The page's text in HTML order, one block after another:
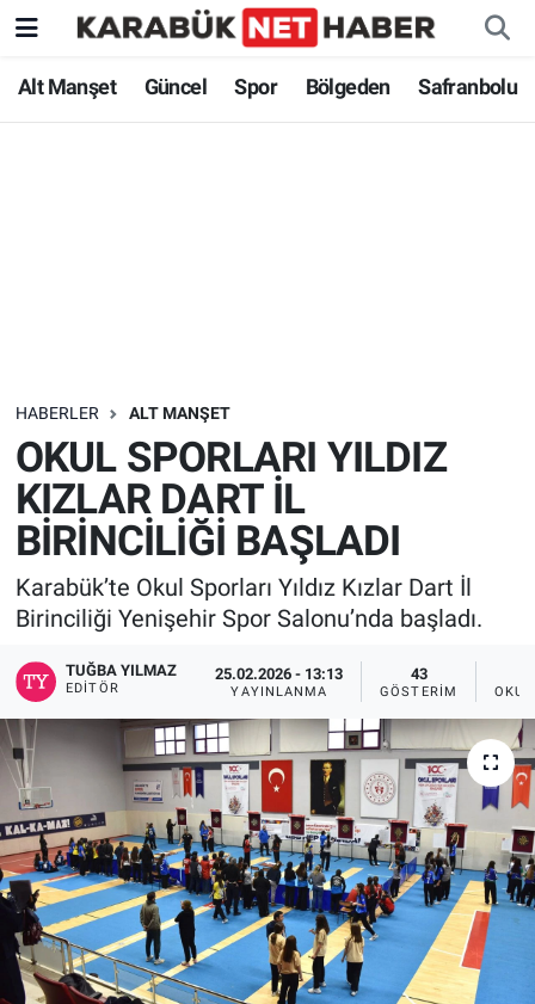
Alt Manşet Güncel Spor Bölgeden Safranbolu
HABERLER ALT MANŞET
OKUL SPORLARI YILDIZ
KIZLAR DART İL
BİRİNCİLİĞİ BAŞLADI
Karabük’te Okul Sporları Yıldız Kızlar Dart İl
Birinciliği Yenişehir Spor Salonu’nda başladı.
TUĞBA YILMAZ
EDITÖR
25.02.2026 - 13:13
YAYINLANMA
43
GÖSTERIM